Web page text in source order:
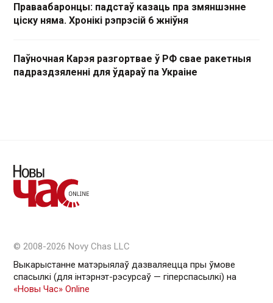
Праваабаронцы: падстаў казаць пра змяншэнне
ціску няма. Хронікі рэпрэсій 6 жніўня
Паўночная Карэя разгортвае ў РФ свае ракетныя
падраздзяленні для ўдараў па Украіне
© 2008-2026 Novy Chas LLC
Выкарыстанне матэрыялаў дазваляецца пры ўмове
спасылкі (для інтэрнэт-рэсурсаў — гiперспасылкi) на
«Новы Час» Online